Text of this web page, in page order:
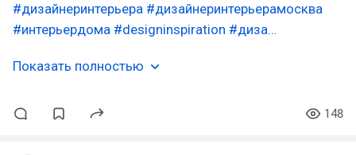
#дизайнеринтерьера #дизайнеринтерьерамосква
#интерьердома #designinspiration #диза…
Показать полностью
148